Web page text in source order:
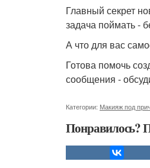
Главный секрет
задача поймать -
А что для вас
Готова помочь
сообщения -
Категории: Макияж под
Понравилось?